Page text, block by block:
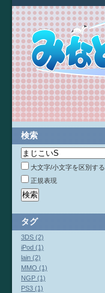
検索
大文字/小文字を区別する
正規表現
タグ
3DS (2)
iPod (1)
lain (2)
MMO (1)
NGP (1)
PS3 (1)